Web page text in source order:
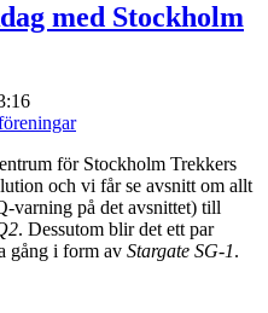
med Stockholm
för Stockholm Trekkers
och vi får se avsnitt om allt
varning på det avsnittet) till
. Dessutom blir det ett par
gång i form av Stargate SG-1.